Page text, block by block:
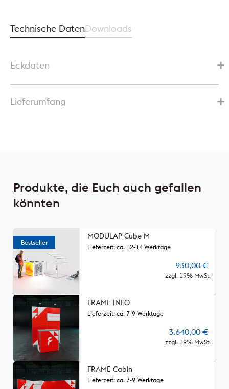
Technische DatenDownloads
Eckdaten
Lieferumfang
Produkte, die Euch auch gefallen
könnten
MODULAP Cube M
Lieferzeit: ca. 12-14 Werktage
930,00 €
zzgl. 19% MwSt.
FRAME INFO
3.640,00 €
zzgl. 19% MwSt.
Lieferzeit: ca. 7-9 Werktage
FRAME Cabin
Lieferzeit: ca. 7-9 Werktage